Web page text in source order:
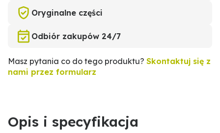
Oryginalne części
Odbiór zakupów 24/7
Masz pytania co do tego produktu? Skontaktuj się z
nami przez formularz
Opis i specyfikacja